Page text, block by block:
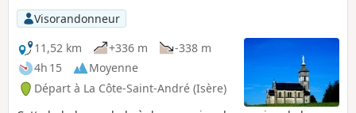
Visorandonneur
11,52 km
+336 m
-338 m
4h 15
Moyenne
Départ à La Côte-Saint-André (Isère)